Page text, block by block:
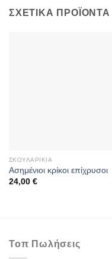
ΣΧΕΤΙΚΆ ΠΡΟΪΌΝΤΑ
ΣΚΟΥΛΑΡΊΚΙΑ
Ασημένιοι κρίκοι επίχρυσοι
24,00 €
Τοπ Πωλήσεις